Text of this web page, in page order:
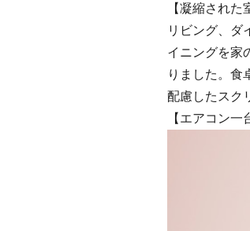
【凝縮された
リビング、ダ
イニングを家
りました。食
配慮したスク
【エアコン一